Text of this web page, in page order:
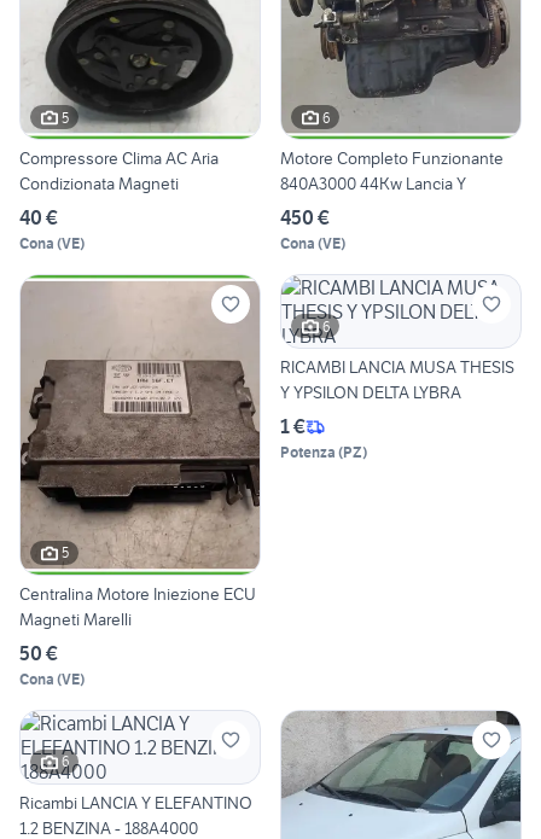
5
Compressore Clima AC Aria
Condizionata Magneti
40 €
Cona (VE)
6
Motore Completo Funzionante
840A3000 44Kw Lancia Y
450 €
Cona (VE)
5
Centralina Motore Iniezione ECU
Magneti Marelli
50 €
Cona (VE)
6
RICAMBI LANCIA MUSA THESIS
Y YPSILON DELTA LYBRA
1 €
Potenza (PZ)
6
Ricambi LANCIA Y ELEFANTINO
1.2 BENZINA - 188A4000